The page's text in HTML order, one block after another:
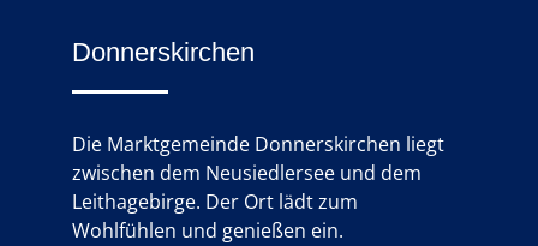
Donnerskirchen
Die Marktgemeinde Donnerskirchen liegt
zwischen dem Neusiedlersee und dem
Leithagebirge. Der Ort lädt zum
Wohlfühlen und genießen ein.